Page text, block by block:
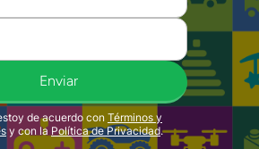
Enviar
de acuerdo conTérminos y
y con la Política de Privacidad.